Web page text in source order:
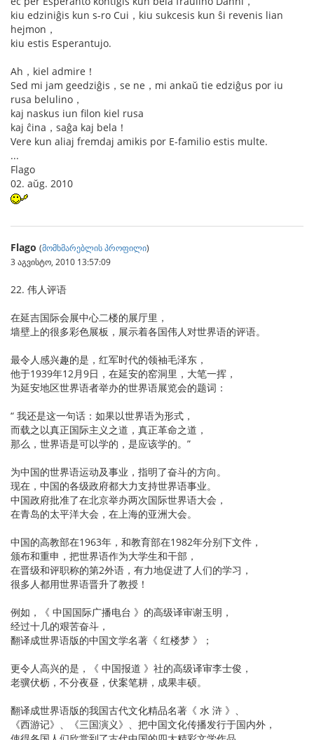
kiu edziniĝis kun s-ro Cui，kiu sukcesis kun ŝi revenis lian
hejmon，
kiu estis Esperantujo.
Ah，kiel admire！
Sed mi jam geedziĝis，se ne，mi ankaŭ tie edziĝus por iu
rusa belulino，
kaj naskus iun filon kiel rusa
kaj ĉina，saĝa kaj bela！
Vere kun aliaj fremdaj amikis por E-familio estis multe.
...
Flago
02. aŭg. 2010
Flago (მომხმარებლის პროფილი)
3 აგვისტო, 2010 13:57:09
22. 伟人评语
在延吉国际会展中心二楼的展厅里，
墙壁上的很多彩色展板，展示着各国伟人对世界语的评语。
最令人感兴趣的是，红军时代的领袖毛泽东，
他于1939年12月9日，在延安的窑洞里，大笔一挥，
为延安地区世界语者举办的世界语展览会的题词：
“ 我还是这一句话：如果以世界语为形式，
而载之以真正国际主义之道，真正革命之道，
那么，世界语是可以学的，是应该学的。”
为中国的世界语运动及事业，指明了奋斗的方向。
现在，中国的各级政府都大力支持世界语事业。
中国政府批准了在北京举办两次国际世界语大会，
在青岛的太平洋大会，在上海的亚洲大会。
中国的高教部在1963年，和教育部在1982年分别下文件，
颁布和重申，把世界语作为大学生和干部，
在晋级和评职称的第2外语，有力地促进了人们的学习，
很多人都用世界语晋升了教授！
例如，《 中国国际广播电台 》的高级译审谢玉明，
经过十几的艰苦奋斗，
翻译成世界语版的中国文学名著《 红楼梦 》；
更令人高兴的是，《 中国报道 》社的高级译审李士俊，
老骥伏枥，不分夜昼，伏案笔耕，成果丰硕。
翻译成世界语版的我国古代文化精品名著《 水 浒 》、
《西游记》、《三国演义》、把中国文化传播发行于国内外，